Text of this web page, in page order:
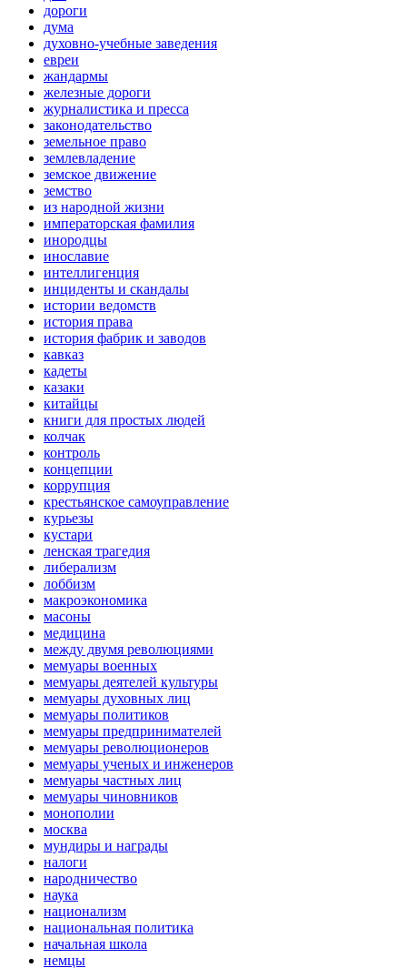
дороги
дума
духовно-учебные заведения
евреи
жандармы
железные дороги
журналистика и пресса
законодательство
земельное право
землевладение
земское движение
земство
из народной жизни
императорская фамилия
инородцы
инославие
интеллигенция
инциденты и скандалы
истории ведомств
история права
история фабрик и заводов
кавказ
кадеты
казаки
китайцы
книги для простых людей
колчак
контроль
концепции
коррупция
крестьянское самоуправление
курьезы
кустари
ленская трагедия
либерализм
лоббизм
макроэкономика
масоны
медицина
между двумя революциями
мемуары военных
мемуары деятелей культуры
мемуары духовных лиц
мемуары политиков
мемуары предпринимателей
мемуары революционеров
мемуары ученых и инженеров
мемуары частных лиц
мемуары чиновников
монополии
москва
мундиры и награды
налоги
народничество
наука
национализм
национальная политика
начальная школа
немцы